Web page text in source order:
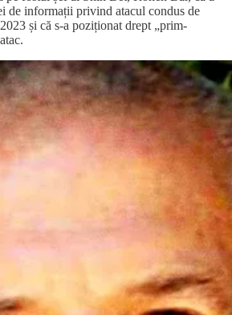
de informații privind atacul condus de
și că s-a poziționat drept „prim-